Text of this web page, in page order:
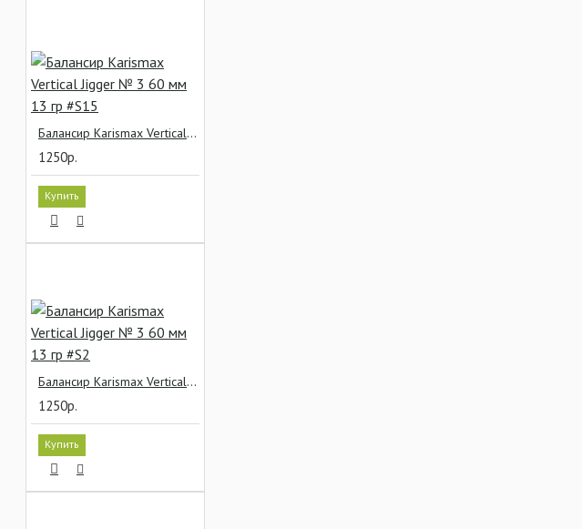
Балансир Karismax Vertical Jigger № 3 60 мм 13 гр #S15
1250р.
Купить
Балансир Karismax Vertical Jigger № 3 60 мм 13 гр #S2
1250р.
Купить